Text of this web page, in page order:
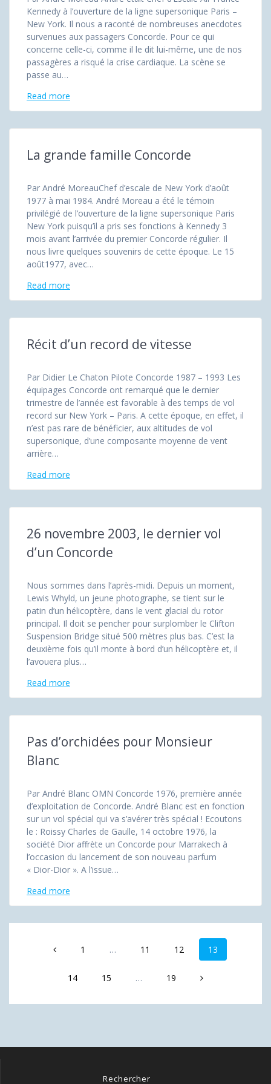
Kennedy à l’ouverture de la ligne supersonique Paris –
New York. Il nous a raconté de nombreuses anecdotes
survenues aux passagers Concorde. Pour ce qui
concerne celle-ci, comme il le dit lui-même, une de nos
passagères a risqué la crise cardiaque. La scène se
passe au…
Read more
La grande famille Concorde
Par André MoreauChef d’escale de New York d’août
1977 à mai 1984. André Moreau a été le témoin
privilégié de l’ouverture de la ligne supersonique Paris
New York puisqu’il a pris ses fonctions à Kennedy 3
mois avant l’arrivée du premier Concorde régulier. Il
nous livre quelques souvenirs de cette époque. Le 15
août1977, avec…
Read more
Récit d’un record de vitesse
Par Didier Le Chaton Pilote Concorde 1987 – 1993 Les
équipages Concorde ont remarqué que le dernier
trimestre de l’année est favorable à des temps de vol
record sur New York – Paris. A cette époque, en effet, il
n’est pas rare de bénéficier, aux altitudes de vol
supersonique, d’une composante moyenne de vent
arrière…
Read more
26 novembre 2003, le dernier vol
d’un Concorde
Nous sommes dans l’après-midi. Depuis un moment,
Lewis Whyld, un jeune photographe, se tient sur le
patin d’un hélicoptère, dans le vent glacial du rotor
principal. Il doit se pencher pour surplomber le Clifton
Suspension Bridge situé 500 mètres plus bas. C’est la
deuxième fois qu’il monte à bord d’un hélicoptère et, il
l’avouera plus…
Read more
Pas d’orchidées pour Monsieur
Blanc
Par André Blanc OMN Concorde 1976, première année
d’exploitation de Concorde. André Blanc est en fonction
sur un vol spécial qui va s’avérer très spécial ! Ecoutons
le : Roissy Charles de Gaulle, 14 octobre 1976, la
société Dior affrète un Concorde pour Marrakech à
l’occasion du lancement de son nouveau parfum
« Dior-Dior ». A l’issue…
Read more
navigationPage
1 … Page
11 Page
12 Page
13
Page
14 Page
15 … Page
19
Rechercher